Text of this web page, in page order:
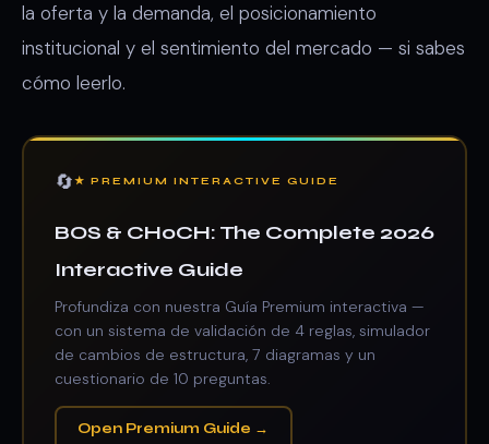
la oferta y la demanda, el posicionamiento
institucional y el sentimiento del mercado — si sabes
cómo leerlo.
🔄★ PREMIUM INTERACTIVE GUIDE
BOS & CHoCH: The Complete 2026
Interactive Guide
Profundiza con nuestra Guía Premium interactiva —
con un sistema de validación de 4 reglas, simulador
de cambios de estructura, 7 diagramas y un
cuestionario de 10 preguntas.
Open Premium Guide →